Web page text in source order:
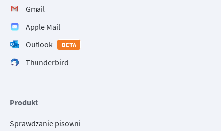
Gmail
Apple Mail
Outlook
BETA
Thunderbird
Produkt
Sprawdzanie pisowni